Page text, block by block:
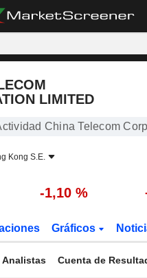
LIMITED
China Telecom
Kong S.E.
-1,10 %
Gráficos
Analistas Cuenta de